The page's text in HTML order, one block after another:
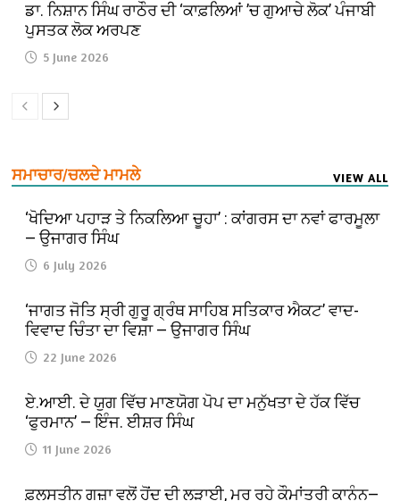
ਡਾ. ਨਿਸ਼ਾਨ ਸਿੰਘ ਰਾਠੌਰ ਦੀ ‘ਕਾਫ਼ਲਿਆਂ ’ਚ ਗੁਆਚੇ ਲੋਕ’ ਪੰਜਾਬੀ
ਪੁਸਤਕ ਲੋਕ ਅਰਪਣ
5 June 2026
ਸਮਾਚਾਰ/ਚਲਦੇ ਮਾਮਲੇ VIEW ALL
‘ਖੋਦਿਆ ਪਹਾੜ ਤੇ ਨਿਕਲਿਆ ਚੂਹਾ’ : ਕਾਂਗਰਸ ਦਾ ਨਵਾਂ ਫਾਰਮੂਲਾ
— ਉਜਾਗਰ ਸਿੰਘ
6 July 2026
‘ਜਾਗਤ ਜੋਤਿ ਸ੍ਰੀ ਗੁਰੂ ਗ੍ਰੰਥ ਸਾਹਿਬ ਸਤਿਕਾਰ ਐਕਟ’ ਵਾਦ-
ਵਿਵਾਦ ਚਿੰਤਾ ਦਾ ਵਿਸ਼ਾ — ਉਜਾਗਰ ਸਿੰਘ
22 June 2026
ਏ.ਆਈ. ਦੇ ਯੁਗ ਵਿੱਚ ਮਾਣਯੋਗ ਪੋਪ ਦਾ ਮਨੁੱਖਤਾ ਦੇ ਹੱਕ ਵਿੱਚ
‘ਫੁਰਮਾਨ’ — ਇੰਜ. ਈਸ਼ਰ ਸਿੰਘ
11 June 2026
ਫ਼ਲਸਤੀਨ ਗਜ਼ਾ ਵਲੋਂ ਹੋਂਦ ਦੀ ਲੜਾਈ, ਮਰ ਰਹੇ ਕੌਮਾਂਤਰੀ ਕਾਨੂੰਨ—